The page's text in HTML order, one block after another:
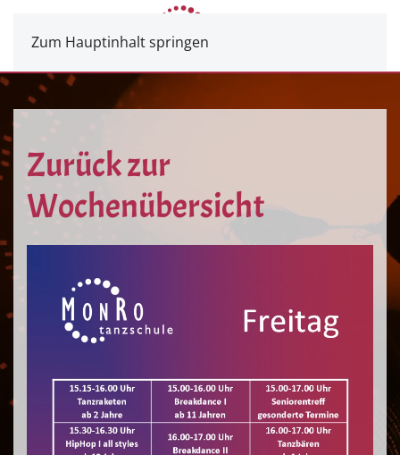
Zum Hauptinhalt springen
Zurück zur
Wochenübersicht